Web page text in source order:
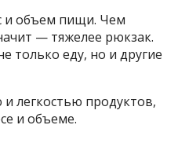
и объем пищи. Чем
— тяжелее рюкзак.
только еду, но и другие
легкостью продуктов,
и объеме.